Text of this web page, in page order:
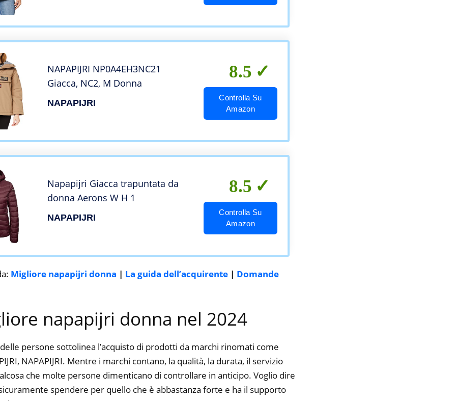
NAPAPIJRI NP0A4EH3NC21
Giacca, NC2, M Donna
NAPAPIJRI
8.5
Controlla Su
Amazon
Napapijri Giacca trapuntata da
donna Aerons W H 1
NAPAPIJRI
8.5
Controlla Su
Amazon
Migliore napapijri donna | La guida dell’acquirente | Domande
napapijri donna nel 2024
persone sottolinea l’acquisto di prodotti da marchi rinomati come
NAPAPIJRI. Mentre i marchi contano, la qualità, la durata, il servizio
che molte persone dimenticano di controllare in anticipo. Voglio dire
spendere per quello che è abbastanza forte e ha il supporto